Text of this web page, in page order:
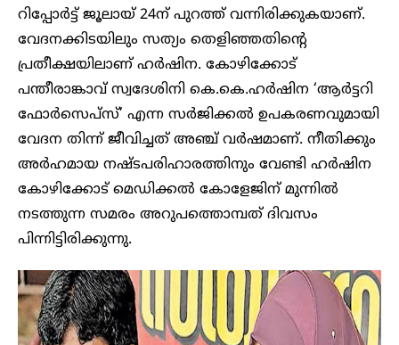
റിപ്പോർട്ട് ജൂലായ് 24ന് പുറത്ത് വന്നിരിക്കുകയാണ്.
വേദനക്കിടയിലും സത്യം തെളിഞ്ഞതിന്റെ
പ്രതീക്ഷയിലാണ് ഹർഷിന. കോഴിക്കോട്
പന്തീരാങ്കാവ് സ്വദേശിനി കെ.കെ.ഹർഷിന ‘ആർട്ടറി
ഫോർസെപ്സ്’ എന്ന സർജിക്കൽ ഉപകരണവുമായി
വേദന തിന്ന് ജീവിച്ചത് അഞ്ച് വർഷമാണ്. നീതിക്കും
അർഹമായ നഷ്ടപരിഹാരത്തിനും വേണ്ടി ഹർഷിന
കോഴിക്കോട് മെഡിക്കൽ കോളേജിന് മുന്നിൽ
നടത്തുന്ന സമരം അറുപത്തൊമ്പത് ദിവസം
പിന്നിട്ടിരിക്കുന്നു.